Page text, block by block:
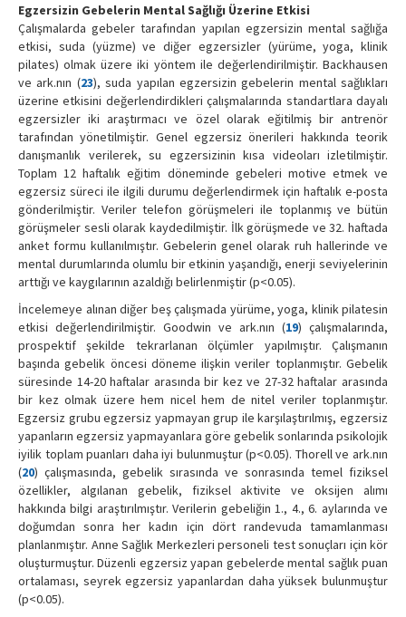
Egzersizin Gebelerin Mental Sağlığı Üzerine Etkisi
Çalışmalarda gebeler tarafından yapılan egzersizin mental sağlığa
etkisi, suda (yüzme) ve diğer egzersizler (yürüme, yoga, klinik
pilates) olmak üzere iki yöntem ile değerlendirilmiştir. Backhausen
ve ark.nın (23), suda yapılan egzersizin gebelerin mental sağlıkları
üzerine etkisini değerlendirdikleri çalışmalarında standartlara dayalı
egzersizler iki araştırmacı ve özel olarak eğitilmiş bir antrenör
tarafından yönetilmiştir. Genel egzersiz önerileri hakkında teorik
danışmanlık verilerek, su egzersizinin kısa videoları izletilmiştir.
Toplam 12 haftalık eğitim döneminde gebeleri motive etmek ve
egzersiz süreci ile ilgili durumu değerlendirmek için haftalık e-posta
gönderilmiştir. Veriler telefon görüşmeleri ile toplanmış ve bütün
görüşmeler sesli olarak kaydedilmiştir. İlk görüşmede ve 32. haftada
anket formu kullanılmıştır. Gebelerin genel olarak ruh hallerinde ve
mental durumlarında olumlu bir etkinin yaşandığı, enerji seviyelerinin
arttığı ve kaygılarının azaldığı belirlenmiştir (p<0.05).
İncelemeye alınan diğer beş çalışmada yürüme, yoga, klinik pilatesin
etkisi değerlendirilmiştir. Goodwin ve ark.nın (19) çalışmalarında,
prospektif şekilde tekrarlanan ölçümler yapılmıştır. Çalışmanın
başında gebelik öncesi döneme ilişkin veriler toplanmıştır. Gebelik
süresinde 14-20 haftalar arasında bir kez ve 27-32 haftalar arasında
bir kez olmak üzere hem nicel hem de nitel veriler toplanmıştır.
Egzersiz grubu egzersiz yapmayan grup ile karşılaştırılmış, egzersiz
yapanların egzersiz yapmayanlara göre gebelik sonlarında psikolojik
iyilik toplam puanları daha iyi bulunmuştur (p<0.05). Thorell ve ark.nın
(20) çalışmasında, gebelik sırasında ve sonrasında temel fiziksel
özellikler, algılanan gebelik, fiziksel aktivite ve oksijen alımı
hakkında bilgi araştırılmıştır. Verilerin gebeliğin 1., 4., 6. aylarında ve
doğumdan sonra her kadın için dört randevuda tamamlanması
planlanmıştır. Anne Sağlık Merkezleri personeli test sonuçları için kör
oluşturmuştur. Düzenli egzersiz yapan gebelerde mental sağlık puan
ortalaması, seyrek egzersiz yapanlardan daha yüksek bulunmuştur
(p<0.05).